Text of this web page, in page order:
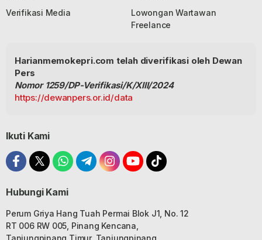
Verifikasi Media
Lowongan Wartawan
Freelance
Harianmemokepri.com telah diverifikasi oleh Dewan
Pers
Nomor 1259/DP-Verifikasi/K/XIII/2024
https://dewanpers.or.id/data
Ikuti Kami
Hubungi Kami
Perum Griya Hang Tuah Permai Blok J1, No. 12
RT 006 RW 005, Pinang Kencana,
Tanjungpinang Timur, Tanjungpinang,